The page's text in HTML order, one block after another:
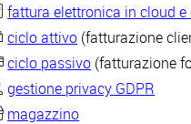
fattura elettronica in cloud
ciclo attivo (fatturazione
ciclo passivo (fatturazione
gestione privacy GDPR
magazzino